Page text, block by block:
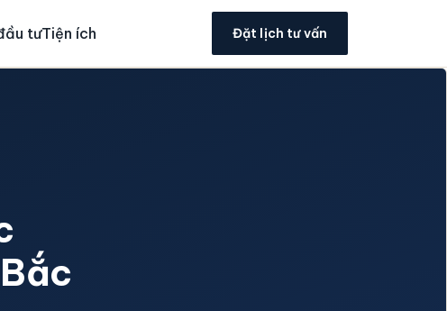
tưTiện ích Đặt lịch tư vấn